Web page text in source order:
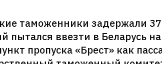
таможенники задержали
пытался ввезти в Беларусь
пропуска «Брест» как